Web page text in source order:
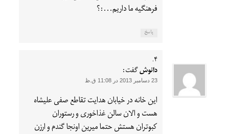
فرهنگیه ما داریم…:؟
پاسخ
دانوشگفت:
23 دسامبر 2013 در 11:08 ق.ظ
این خانه در خیابان هدایت تقاطع صفی علیشاه
هست و الان سالن غذاخوری و رستوران
کبوتران هستش حتما میرین اونجا گندم و ارزن